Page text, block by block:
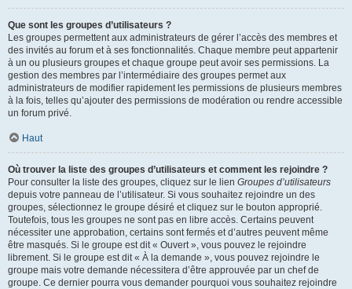
Que sont les groupes d’utilisateurs ?
Les groupes permettent aux administrateurs de gérer l’accès des membres et
des invités au forum et à ses fonctionnalités. Chaque membre peut appartenir
à un ou plusieurs groupes et chaque groupe peut avoir ses permissions. La
gestion des membres par l’intermédiaire des groupes permet aux
administrateurs de modifier rapidement les permissions de plusieurs membres
à la fois, telles qu’ajouter des permissions de modération ou rendre accessible
un forum privé.
Haut
Où trouver la liste des groupes d’utilisateurs et comment les rejoindre ?
Pour consulter la liste des groupes, cliquez sur le lien Groupes d’utilisateurs
depuis votre panneau de l’utilisateur. Si vous souhaitez rejoindre un des
groupes, sélectionnez le groupe désiré et cliquez sur le bouton approprié.
Toutefois, tous les groupes ne sont pas en libre accès. Certains peuvent
nécessiter une approbation, certains sont fermés et d’autres peuvent même
être masqués. Si le groupe est dit « Ouvert », vous pouvez le rejoindre
librement. Si le groupe est dit « À la demande », vous pouvez rejoindre le
groupe mais votre demande nécessitera d’être approuvée par un chef de
groupe. Ce dernier pourra vous demander pourquoi vous souhaitez rejoindre